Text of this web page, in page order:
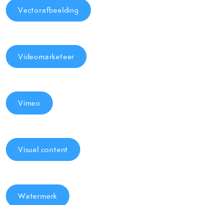
Vectorafbeelding
Videomarketeer
Vimeo
Visual content
Watermerk